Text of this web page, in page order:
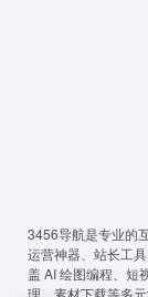
3456导航是专业的
运营神器、站长工
盖 AI 绘图编程、短
理、素材下载等多